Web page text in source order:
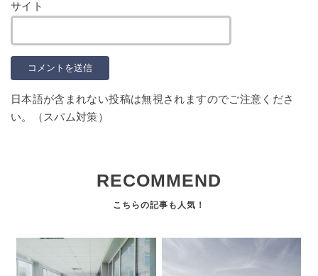
サイト
日本語が含まれない投稿は無視されますのでご注意くださ
い。（スパム対策）
RECOMMEND